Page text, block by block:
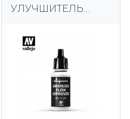
УЛУЧШИТЕЛЬ
АЭРОГРАСОТА 17
мл